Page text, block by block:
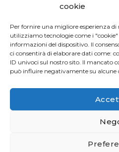
cookie
Per fornire una migliore esperienza
utilizziamo tecnologie come i "cookie"
informazioni del dispositivo. Il
ci consentirà di elaborare dati come:
ID univoci sul nostro sito. Il mancato
può influire negativamente su alcune
ISCRIVITI ALLA
Rimani sempre
newsletter
NEWSLETTER
Acconsento al
If